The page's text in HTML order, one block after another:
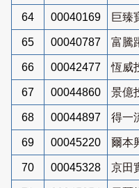
64 00040169 巨臻
65 00040787 富騰
66 00042477 恆威
67 00044860 景億
68 00044897 得一
69 00045220 爾本
70 00045328 京田